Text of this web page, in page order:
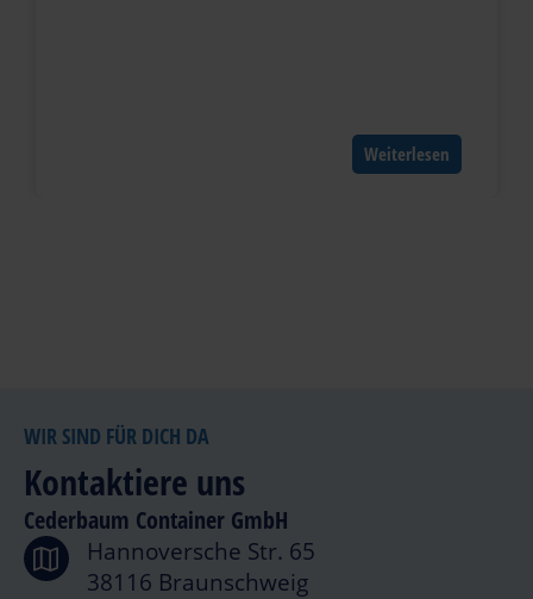
Weiterlesen
WIR SIND FÜR DICH DA
Kontaktiere uns
Cederbaum Container GmbH
Hannoversche Str. 65
38116 Braunschweig